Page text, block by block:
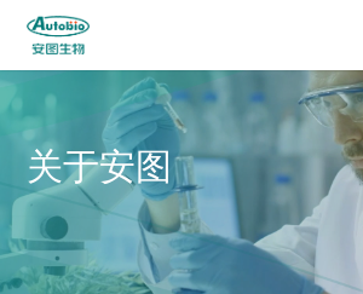
关于安图